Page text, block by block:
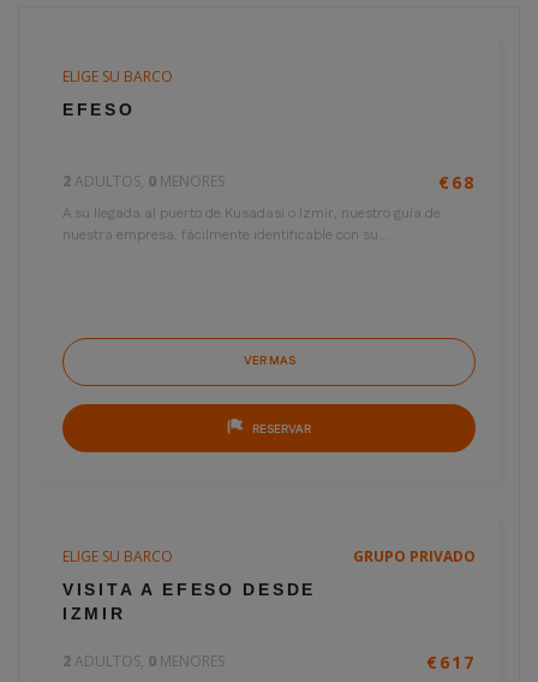
0 horas
ELIGE SU BARCO
EFESO
2ADULTOS, 0 MENORES €68
A su llegada al puerto de Kusadasi o Izmir, nuestro guía de
nuestra empresa, fácilmente identificable con su...
VER MAS
RESERVAR
7 horas
GRUPO PRIVADO
ELIGE SU BARCO
VISITA A EFESO DESDE
IZMIR
2ADULTOS, 0 MENORES €617